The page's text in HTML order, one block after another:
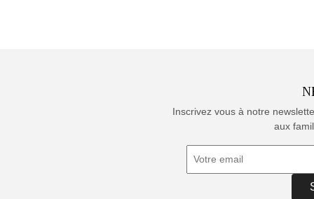
Inscrivez vous à notre
aux